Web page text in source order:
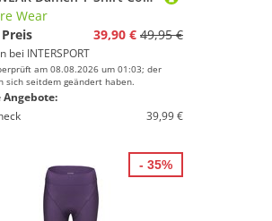
Wear
39,90 € 49,95 €
bei INTERSPORT
am 08.08.2026 um 01:03; der
sich seitdem geändert haben.
39,99 €
- 35%